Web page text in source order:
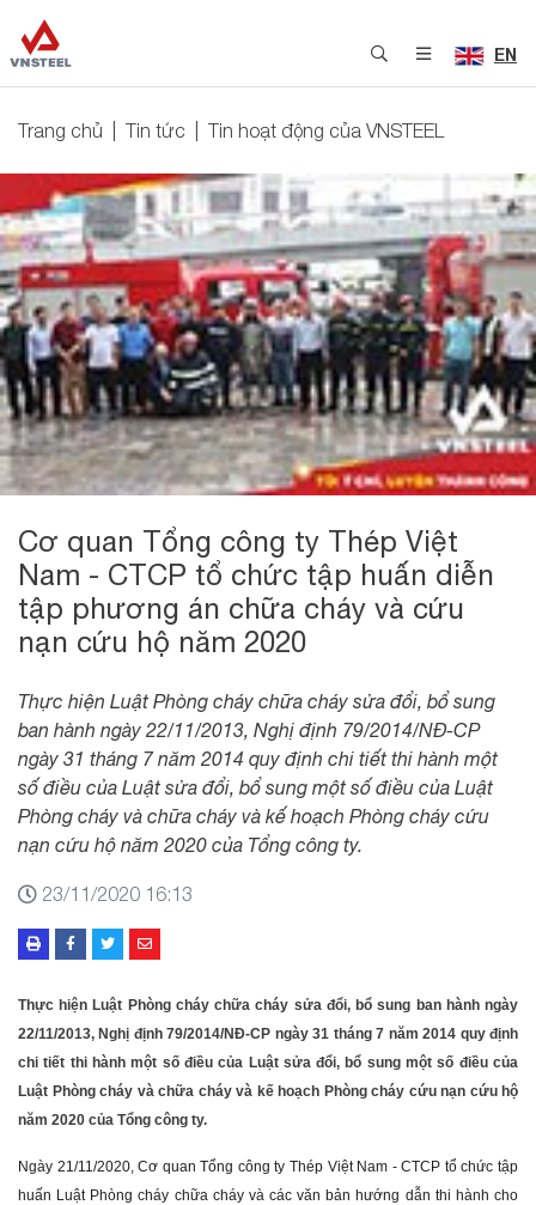
EN
Trang chủ Tin tức Tin hoạt động của VNSTEEL
Cơ quan Tổng công ty Thép Việt
Nam - CTCP tổ chức tập huấn diễn
tập phương án chữa cháy và cứu
nạn cứu hộ năm 2020
Thực hiện Luật Phòng cháy chữa cháy sửa đổi, bổ sung
ban hành ngày 22/11/2013, Nghị định 79/2014/NĐ-CP
ngày 31 tháng 7 năm 2014 quy định chi tiết thi hành một
số điều của Luật sửa đổi, bổ sung một số điều của Luật
Phòng cháy và chữa cháy và kế hoạch Phòng cháy cứu
nạn cứu hộ năm 2020 của Tổng công ty.
23/11/2020 16:13
Thực hiện Luật Phòng cháy chữa cháy sửa đổi, bổ sung ban hành ngày
22/11/2013, Nghị định 79/2014/NĐ-CP ngày 31 tháng 7 năm 2014 quy định
chi tiết thi hành một số điều của Luật sửa đổi, bổ sung một số điều của
Luật Phòng cháy và chữa cháy và kế hoạch Phòng cháy cứu nạn cứu hộ
năm 2020 của Tổng công ty.
Ngày 21/11/2020, Cơ quan Tổng công ty Thép Việt Nam - CTCP tổ chức tập
huấn Luật Phòng cháy chữa cháy và các văn bản hướng dẫn thi hành cho